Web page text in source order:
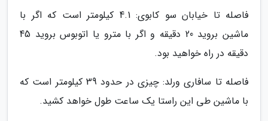
فاصله تا خیابان سو کابوی: 4.1 کیلومتر است که اگر با
ماشین بروید 20 دقیقه و اگر با مترو یا اتوبوس بروید 45
دقیقه در راه خواهید بود.
فاصله تا سافاری ورلد: چیزی در حدود 39 کیلومتر است که
با ماشین طی این راستا یک ساعت طول خواهد کشید.